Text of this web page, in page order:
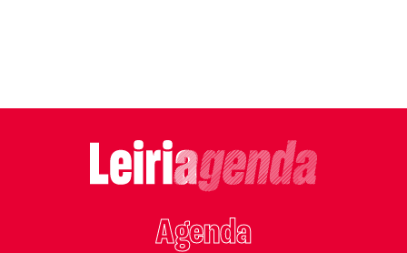
Agenda